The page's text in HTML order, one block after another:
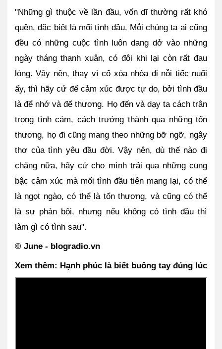
"Những gì thuộc về lần đầu, vốn dĩ thường rất khó
quên, đặc biệt là mối tình đầu. Mỗi chúng ta ai cũng
đều có những cuộc tình luôn dang dở vào những
ngày tháng thanh xuân, có đôi khi lại còn rất đau
lòng. Vậy nên, thay vì cố xóa nhòa đi nỗi tiếc nuối
ấy, thì hãy cứ để cảm xúc được tự do, bởi tình đầu
là để nhớ và để thương. Họ đến và dạy ta cách trân
trọng tình cảm, cách trưởng thành qua những tổn
thương, họ đi cũng mang theo những bỡ ngỡ, ngây
thơ của tình yêu đầu đời. Vậy nên, dù thế nào đi
chăng nữa, hãy cứ cho mình trải qua những cung
bậc cảm xúc mà mối tình đầu tiên mang lại, có thể
là ngọt ngào, có thể là tổn thương, và cũng có thể
là sự phản bội, nhưng nếu không có tình đầu thì
làm gì có tình sau".
© June - blogradio.vn
Xem thêm: Hạnh phúc là biết buông tay đúng lúc